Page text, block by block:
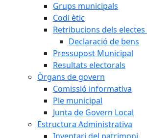
Grups municipals
Codi ètic
Retribucions dels
Declaració de bens
Pressupost Municipal
Resultats electorals
Òrgans de govern
Comissió informativa
Ple municipal
Junta de Govern Local
Estructura Administrativa